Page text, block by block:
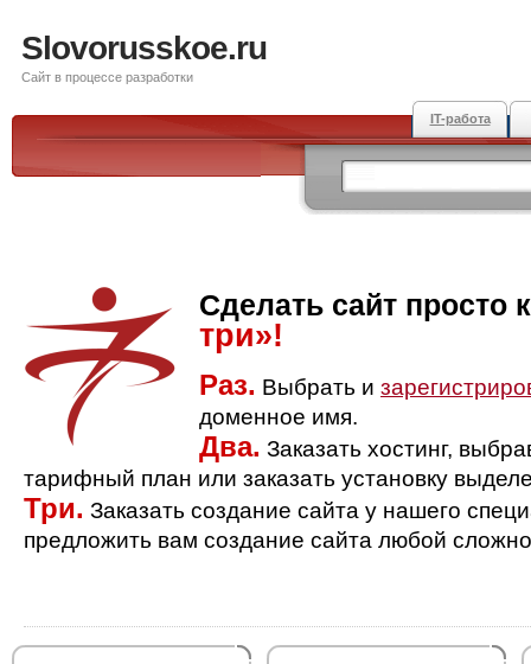
Slovorusskoe.ru
Сайт в процессе разработки
IT-работа
Сделать сайт просто
три»!
Раз. Выбрать и
доменное имя.
Два. Заказать хостинг,
тарифный план или заказать установку
Три. Заказать создание сайта у нашего
предложить вам создание сайта любой